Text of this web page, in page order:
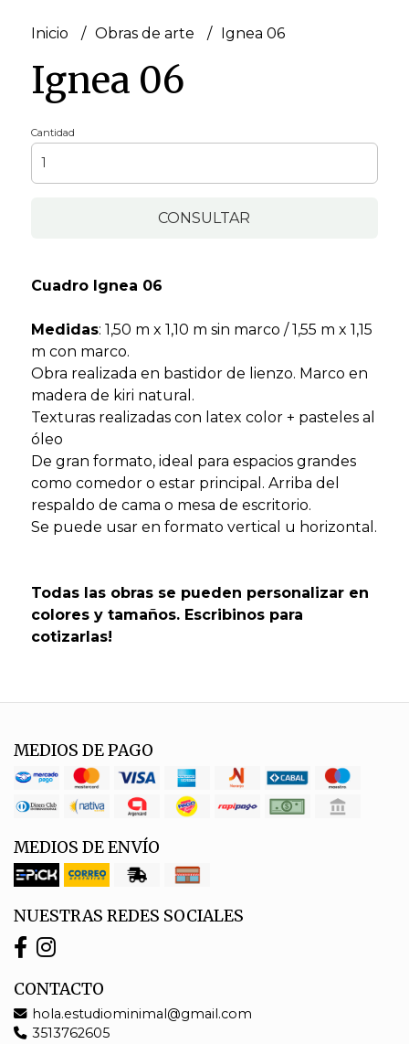
Inicio Obras de arte Ignea 06
Ignea 06
Cantidad
CONSULTAR
Cuadro Ignea 06
Medidas: 1,50 m x 1,10 m sin marco / 1,55 m x 1,15
m con marco.
Obra realizada en bastidor de lienzo. Marco en
madera de kiri natural.
Texturas realizadas con latex color + pasteles al
óleo
De gran formato, ideal para espacios grandes
como comedor o estar principal. Arriba del
respaldo de cama o mesa de escritorio.
Se puede usar en formato vertical u horizontal.
Todas las obras se pueden personalizar en
colores y tamaños. Escribinos para
cotizarlas!
MEDIOS DE PAGO
MEDIOS DE ENVÍO
NUESTRAS REDES SOCIALES
CONTACTO
hola.estudiominimal@gmail.com
3513762605